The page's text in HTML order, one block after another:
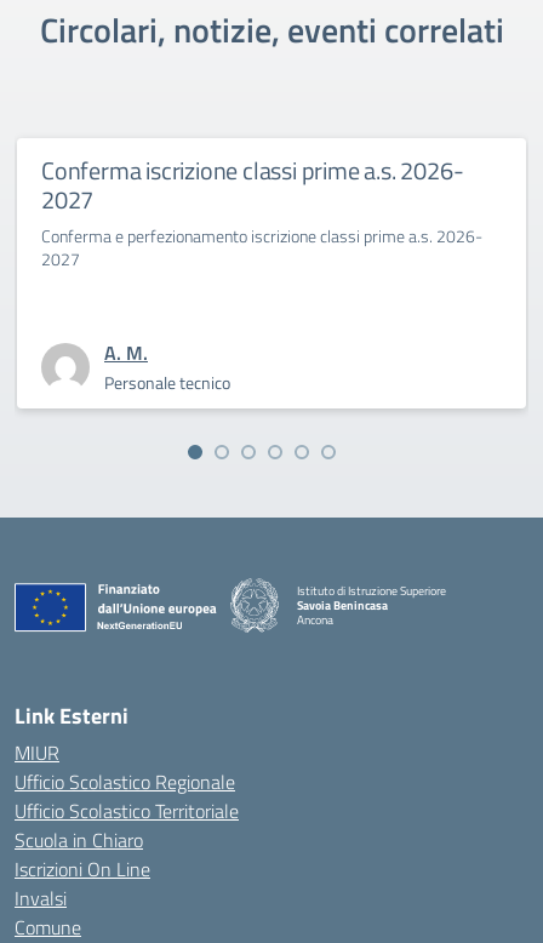
Circolari, notizie, eventi correlati
Conferma iscrizione classi prime a.s. 2026-
2027
Conferma e perfezionamento iscrizione classi prime a.s. 2026-
2027
A. M.
Personale tecnico
Istituto di Istruzione Superiore
Savoia Benincasa
Ancona
Link Esterni
MIUR
Ufficio Scolastico Regionale
Ufficio Scolastico Territoriale
Scuola in Chiaro
Iscrizioni On Line
Invalsi
Comune